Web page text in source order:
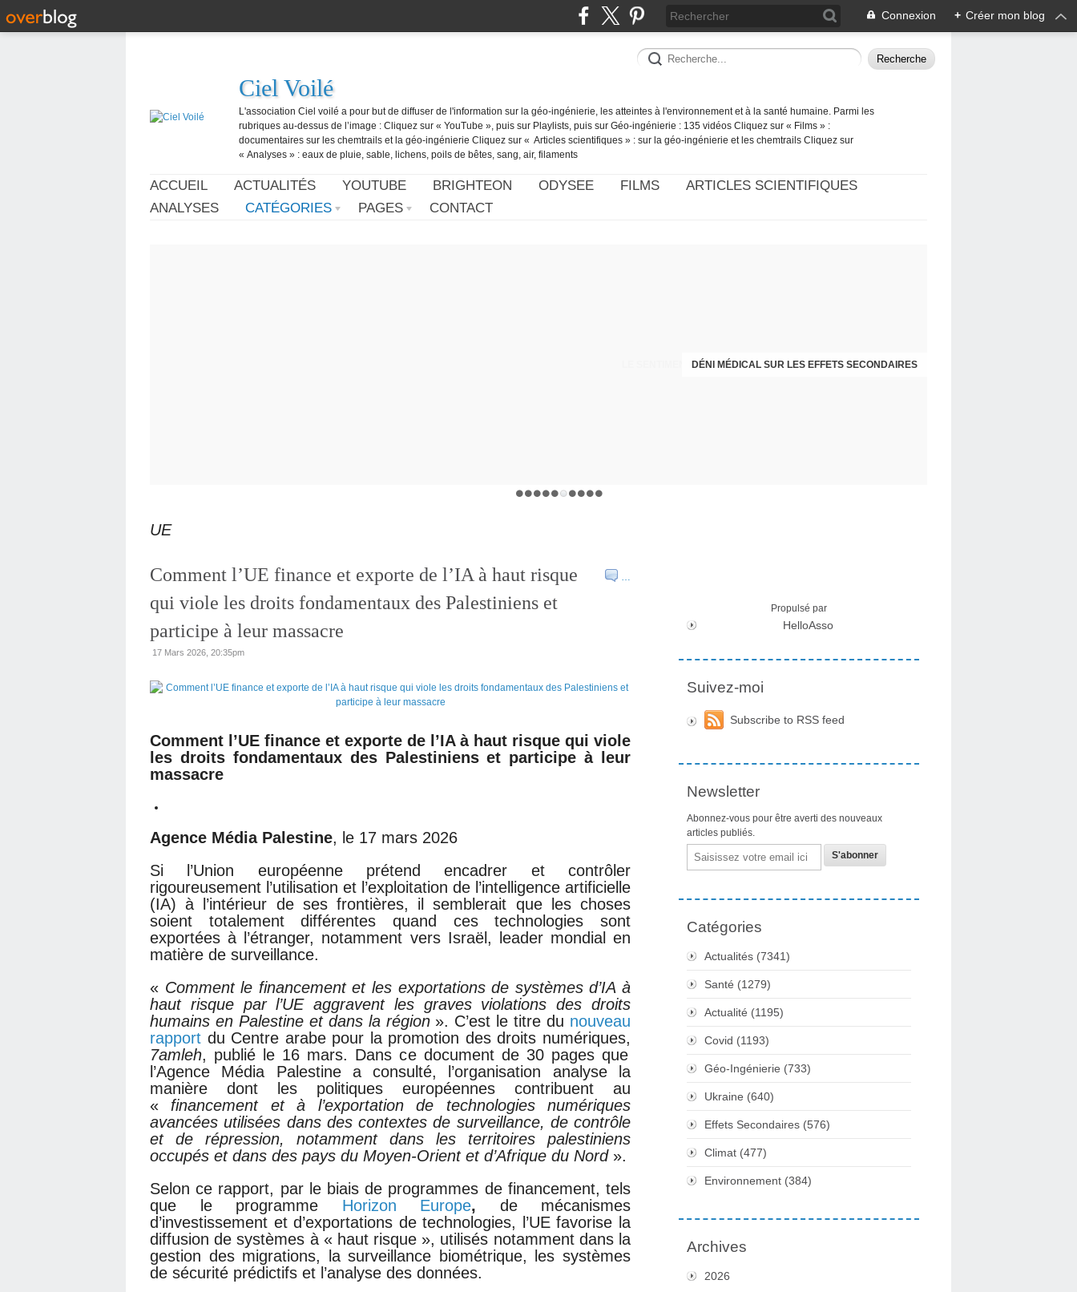
Connexion + Créer mon blog
Ciel Voilé
L'association Ciel voilé a pour but de diffuser de l'information sur la géo-ingénierie, les atteintes à l'environnement et à la santé humaine. Parmi les
rubriques au-dessus de l’image : Cliquez sur « YouTube », puis sur Playlists, puis sur Géo-ingénierie : 135 vidéos Cliquez sur « Films » :
documentaires sur les chemtrails et la géo-ingénierie Cliquez sur « Articles scientifiques » : sur la géo-ingénierie et les chemtrails Cliquez sur
« Analyses » : eaux de pluie, sable, lichens, poils de bêtes, sang, air, filaments
ACCUEIL ACTUALITÉS YOUTUBE BRIGHTEON ODYSEE FILMS
ARTICLES SCIENTIFIQUES
ANALYSES
CATÉGORIES PAGES CONTACT
DÉNI MÉDICAL SUR LES EFFETS SECONDAIRES
UE
…
Comment l’UE finance et exporte de l’IA à haut risque
qui viole les droits fondamentaux des Palestiniens et
participe à leur massacre
17 Mars 2026, 20:35pm
Comment l’UE finance et exporte de l’IA à haut risque qui viole
les droits fondamentaux des Palestiniens et participe à leur
massacre
Agence Média Palestine, le 17 mars 2026
Si l’Union européenne prétend encadrer et contrôler
rigoureusement l’utilisation et l’exploitation de l’intelligence artificielle
(IA) à l’intérieur de ses frontières, il semblerait que les choses
soient totalement différentes quand ces technologies sont
exportées à l’étranger, notamment vers Israël, leader mondial en
matière de surveillance.
« Comment le financement et les exportations de systèmes d’IA à
haut risque par l’UE aggravent les graves violations des droits
humains en Palestine et dans la région ». C’est le titre du nouveau
rapport du Centre arabe pour la promotion des droits numériques,
7amleh, publié le 16 mars. Dans ce document de 30 pages que
l’Agence Média Palestine a consulté, l’organisation analyse la
manière dont les politiques européennes contribuent au
« financement et à l’exportation de technologies numériques
avancées utilisées dans des contextes de surveillance, de contrôle
et de répression, notamment dans les territoires palestiniens
occupés et dans des pays du Moyen-Orient et d’Afrique du Nord».
Selon ce rapport, par le biais de programmes de financement, tels
que le programme Horizon Europe, de mécanismes
d’investissement et d’exportations de technologies, l’UE favorise la
diffusion de systèmes à « haut risque », utilisés notamment dans la
gestion des migrations, la surveillance biométrique, les systèmes
de sécurité prédictifs et l’analyse des données.
Propulsé par
HelloAsso
Suivez-moi
Subscribe to RSS feed
Newsletter
Abonnez-vous pour être averti des nouveaux
articles publiés.
Email
Catégories
Actualités (7341)
Santé (1279)
Actualité (1195)
Covid (1193)
Géo-Ingénierie (733)
Ukraine (640)
Effets Secondaires (576)
Climat (477)
Environnement (384)
Archives
2026